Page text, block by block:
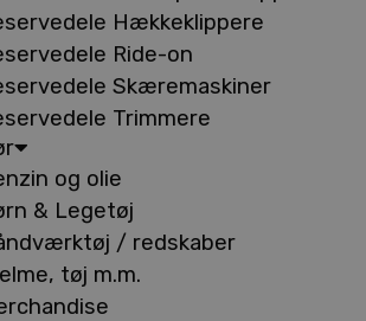
Hækkeklippere
Ride-on
Skæremaskiner
Trimmere
og olie
& Legetøj
/ redskaber
tøj m.m.